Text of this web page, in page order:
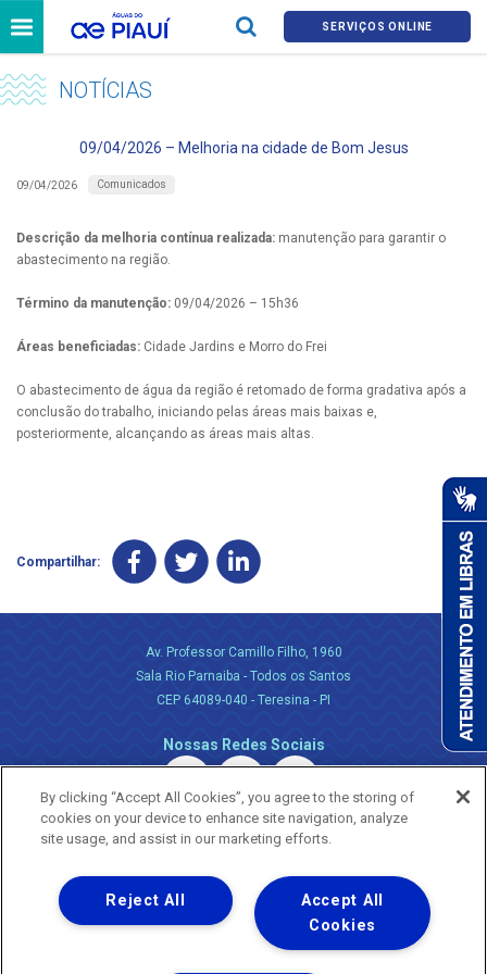
SERVIÇOS ONLINE
NOTÍCIAS
09/04/2026 – Melhoria na cidade de Bom Jesus
09/04/2026 Comunicados
Descrição da melhoria contínua realizada: manutenção para garantir o
abastecimento na região.
Término da manutenção: 09/04/2026 – 15h36
Áreas beneficiadas: Cidade Jardins e Morro do Frei
O abastecimento de água da região é retomado de forma gradativa após a
conclusão do trabalho, iniciando pelas áreas mais baixas e,
posteriormente, alcançando as áreas mais altas.
Compartilhar:
Av. Professor Camillo Filho, 1960
Sala Rio Parnaiba - Todos os Santos
CEP 64089-040 - Teresina - PI
Nossas Redes Sociais
Uma empresa
Copyright ® 2026 - Todos os Direitos Reservados.
Nossa natureza movimenta a vida
By clicking “Accept All Cookies”, you agree to the storing of
cookies on your device to enhance site navigation, analyze
site usage, and assist in our marketing efforts.
Accept All
Cookies
Reject All